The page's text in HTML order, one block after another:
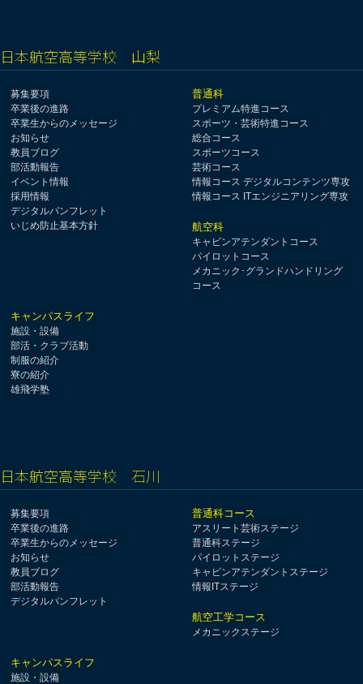
日本航空高等学校 山梨
募集要項
卒業後の進路
卒業生からのメッセージ
お知らせ
教員ブログ
部活動報告
イベント情報
採用情報
デジタルパンフレット
いじめ防止基本方針
普通科
プレミアム特進コース
スポーツ・芸術特進コース
総合コース
スポーツコース
芸術コース
情報コース デジタルコンテンツ専攻
情報コース ITエンジニアリング専攻
航空科
キャビンアテンダントコース
パイロットコース
メカニック･グランドハンドリング
コース
キャンパスライフ
施設・設備
部活・クラブ活動
制服の紹介
寮の紹介
雄飛学塾
日本航空高等学校 石川
募集要項
卒業後の進路
卒業生からのメッセージ
お知らせ
教員ブログ
部活動報告
デジタルパンフレット
普通科コース
アスリート芸術ステージ
普通科ステージ
パイロットステージ
キャビンアテンダントステージ
情報ITステージ
航空工学コース
メカニックステージ
キャンパスライフ
施設・設備